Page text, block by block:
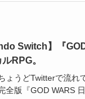
Switch】『
RPG。
ょうどTwitterで流れ
全版『GOD WARS